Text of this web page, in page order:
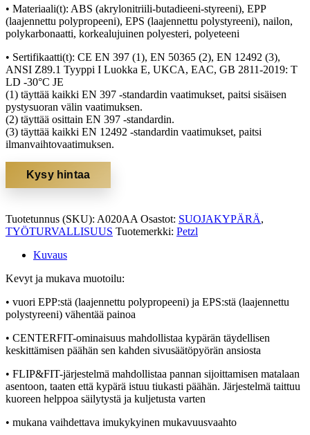
• Materiaali(t): ABS (akrylonitriili-butadieeni-styreeni), EPP
(laajennettu polypropeeni), EPS (laajennettu polystyreeni), nailon,
polykarbonaatti, korkealujuinen polyesteri, polyeteeni
• Sertifikaatti(t): CE EN 397 (1), EN 50365 (2), EN 12492 (3),
ANSI Z89.1 Tyyppi I Luokka E, UKCA, EAC, GB 2811-2019: T
LD -30°C JE
(1) täyttää kaikki EN 397 -standardin vaatimukset, paitsi sisäisen
pystysuoran välin vaatimuksen.
(2) täyttää osittain EN 397 -standardin.
(3) täyttää kaikki EN 12492 -standardin vaatimukset, paitsi
ilmanvaihtovaatimuksen.
Kysy hintaa
Tuotetunnus (SKU): A020AA Osastot: SUOJAKYPÄRÄ,
TYÖTURVALLISUUS Tuotemerkki: Petzl
Kuvaus
Kevyt ja mukava muotoilu:
• vuori EPP:stä (laajennettu polypropeeni) ja EPS:stä (laajennettu
polystyreeni) vähentää painoa
• CENTERFIT-ominaisuus mahdollistaa kypärän täydellisen
keskittämisen päähän sen kahden sivusäätöpyörän ansiosta
• FLIP&FIT-järjestelmä mahdollistaa pannan sijoittamisen matalaan
asentoon, taaten että kypärä istuu tiukasti päähän. Järjestelmä taittuu
kuoreen helppoa säilytystä ja kuljetusta varten
• mukana vaihdettava imukykyinen mukavuusvaahto